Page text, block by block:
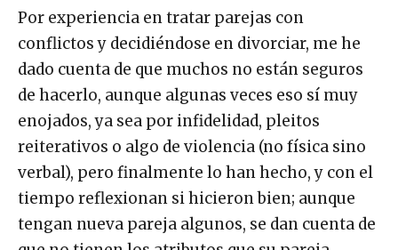
Por experiencia en tratar parejas con
conflictos y decidiéndose en divorciar, me he
dado cuenta de que muchos no están seguros
de hacerlo, aunque algunas veces eso sí muy
enojados, ya sea por infidelidad, pleitos
reiterativos o algo de violencia (no física sino
verbal), pero finalmente lo han hecho, y con el
tiempo reflexionan si hicieron bien; aunque
tengan nueva pareja algunos, se dan cuenta de